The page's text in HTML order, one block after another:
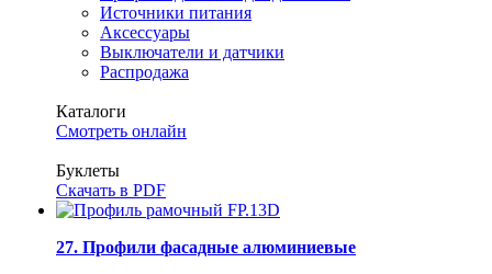
Источники питания
Аксессуары
Выключатели и датчики
Распродажа
Каталоги
Смотреть онлайн
Буклеты
Скачать в PDF
27. Профили фасадные алюминиевые